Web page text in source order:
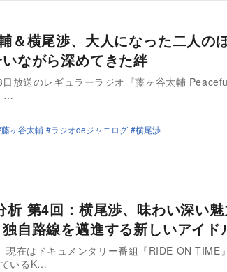
＆横尾渉、大人になった二人の
ながら深めてきた絆
放送のレギュラーラジオ『藤ヶ谷太輔
…
藤ヶ谷太輔 ラジオdeジャニログ 横尾渉
第4回：横尾渉、味わい深い魅
自路線を邁進する新しいアイド
現在はドキュメンタリー番組『RIDE ON TIME
いるK…